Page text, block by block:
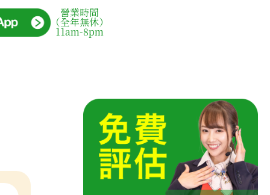
營業時間
（全年無休）
11am-8pm